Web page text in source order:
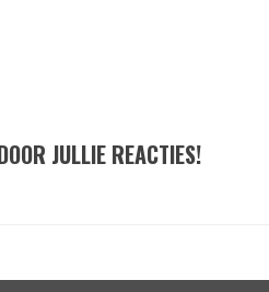
JULLIE REACTIES!